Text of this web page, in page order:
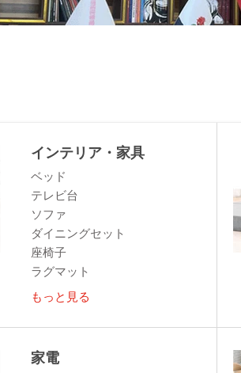
インテリア・家具
ベッド
テレビ台
ソファ
ダイニングセット
座椅子
ラグマット
もっと見る
家電